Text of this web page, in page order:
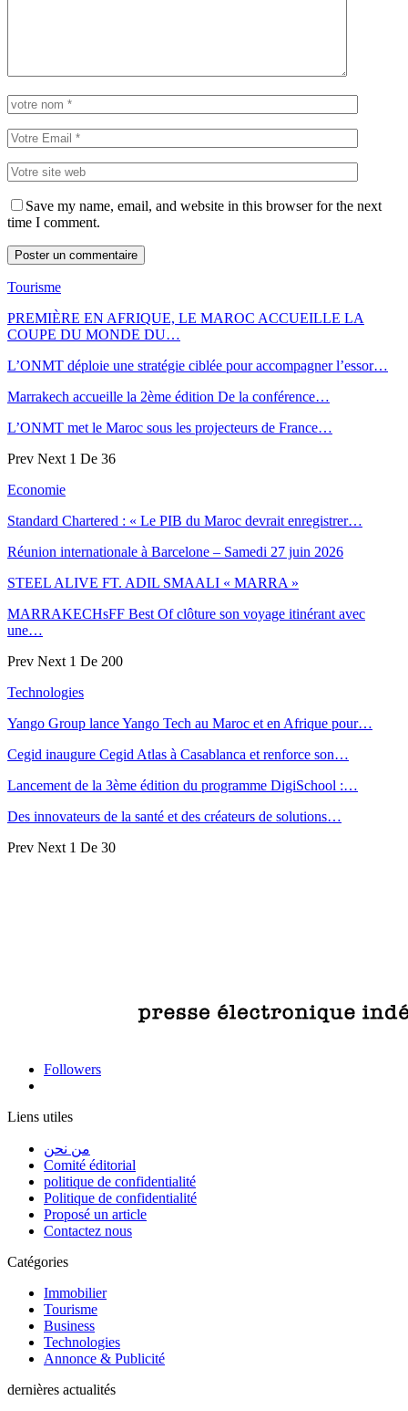
Save my name, email, and website in this browser for the next
time I comment.
Tourisme
PREMIÈRE EN AFRIQUE, LE MAROC ACCUEILLE LA
COUPE DU MONDE DU…
L’ONMT déploie une stratégie ciblée pour accompagner l’essor…
Marrakech accueille la 2ème édition De la conférence…
L’ONMT met le Maroc sous les projecteurs de France…
Prev Next 1 De 36
Economie
Standard Chartered : « Le PIB du Maroc devrait enregistrer…
Réunion internationale à Barcelone – Samedi 27 juin 2026
STEEL ALIVE FT. ADIL SMAALI « MARRA »
MARRAKECHsFF Best Of clôture son voyage itinérant avec
une…
Prev Next 1 De 200
Technologies
Yango Group lance Yango Tech au Maroc et en Afrique pour…
Cegid inaugure Cegid Atlas à Casablanca et renforce son…
Lancement de la 3ème édition du programme DigiSchool :…
Des innovateurs de la santé et des créateurs de solutions…
Prev Next 1 De 30
Followers
Liens utiles
من نحن
Comité éditorial
politique de confidentialité
Politique de confidentialité
Proposé un article
Contactez nous
Catégories
Immobilier
Tourisme
Business
Technologies
Annonce & Publicité
dernières actualités